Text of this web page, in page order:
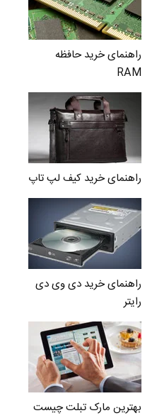
راهنمای خرید حافظه
RAM
راهنمای خرید کیف لپ تاپ
راهنمای خرید دی وی دی
رایتر
بهترین مارک تبلت چیست